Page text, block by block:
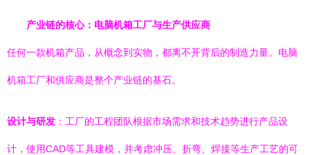
产业链的核心：电脑机箱工厂与生产供应商
任何一款机箱产品，从概念到实物，都离不开背后的制造力量。电脑
机箱工厂和供应商是整个产业链的基石。
设计与研发 ：工厂的工程团队根据市场需求和技术趋势进行产品设
计，使用CAD等工具建模，并考虑冲压、折弯、焊接等生产工艺的可